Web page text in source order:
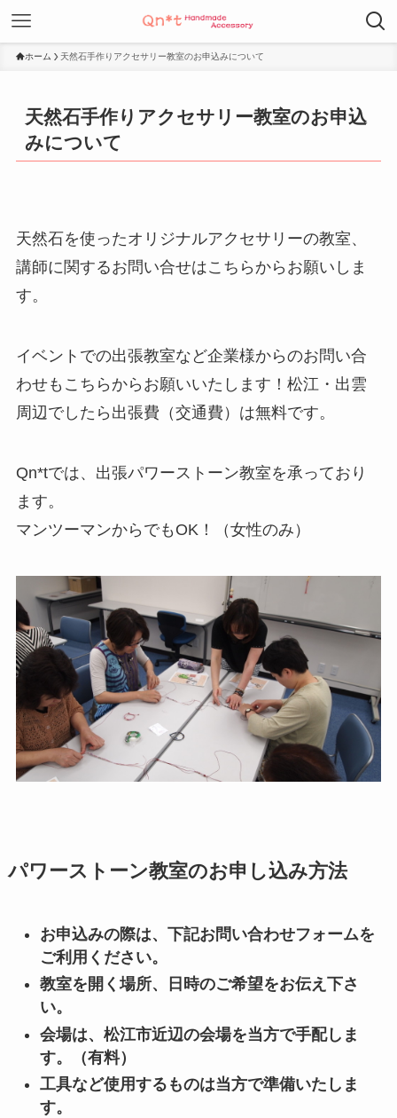
ホーム 天然石手作りアクセサリー教室のお申込みについて
天然石手作りアクセサリー教室のお申込
みについて
天然石を使ったオリジナルアクセサリーの教室、
講師に関するお問い合せはこちらからお願いしま
す。
イベントでの出張教室など企業様からのお問い合
わせもこちらからお願いいたします！松江・出雲
周辺でしたら出張費（交通費）は無料です。
Qn*tでは、出張パワーストーン教室を承っており
ます。
マンツーマンからでもOK！（女性のみ）
パワーストーン教室のお申し込み方法
お申込みの際は、下記お問い合わせフォームを
ご利用ください。
教室を開く場所、日時のご希望をお伝え下さ
い。
会場は、松江市近辺の会場を当方で手配しま
す。（有料）
工具など使用するものは当方で準備いたしま
す。